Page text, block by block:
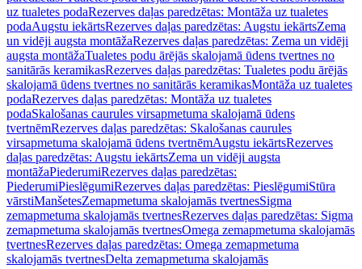
uz tualetes podaRezerves daļas paredzētas: Montāža uz tualetes
podaAugstu iekārtsRezerves daļas paredzētas: Augstu iekārtsZema
un vidēji augsta montāžaRezerves daļas paredzētas: Zema un vidēji
augsta montāžaTualetes podu ārējās skalojamā ūdens tvertnes no
sanitārās keramikasRezerves daļas paredzētas: Tualetes podu ārējās
skalojamā ūdens tvertnes no sanitārās keramikasMontāža uz tualetes
podaRezerves daļas paredzētas: Montāža uz tualetes
podaSkalošanas caurules virsapmetuma skalojamā ūdens
tvertnēmRezerves daļas paredzētas: Skalošanas caurules
virsapmetuma skalojamā ūdens tvertnēmAugstu iekārtsRezerves
daļas paredzētas: Augstu iekārtsZema un vidēji augsta
montāžaPiederumiRezerves daļas paredzētas:
PiederumiPieslēgumiRezerves daļas paredzētas: PieslēgumiStūra
vārstiManšetesZemapmetuma skalojamās tvertnesSigma
zemapmetuma skalojamās tvertnesRezerves daļas paredzētas: Sigma
zemapmetuma skalojamās tvertnesOmega zemapmetuma skalojamās
tvertnesRezerves daļas paredzētas: Omega zemapmetuma
skalojamās tvertnesDelta zemapmetuma skalojamās